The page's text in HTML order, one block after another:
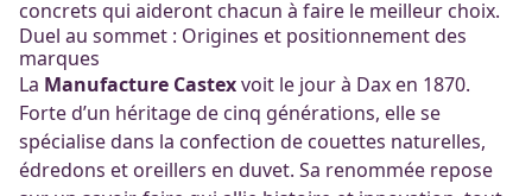
concrets qui aideront chacun à faire le meilleur choix.
Duel au sommet : Origines et positionnement des
marques
La Manufacture Castexvoit le jour à Dax en 1870.
Forte d’un héritage de cinq générations, elle se
spécialise dans la confection de couettes naturelles,
édredons et oreillers en duvet. Sa renommée repose